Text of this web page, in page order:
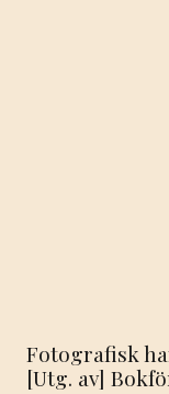
Fotografisk
[Utg. av]